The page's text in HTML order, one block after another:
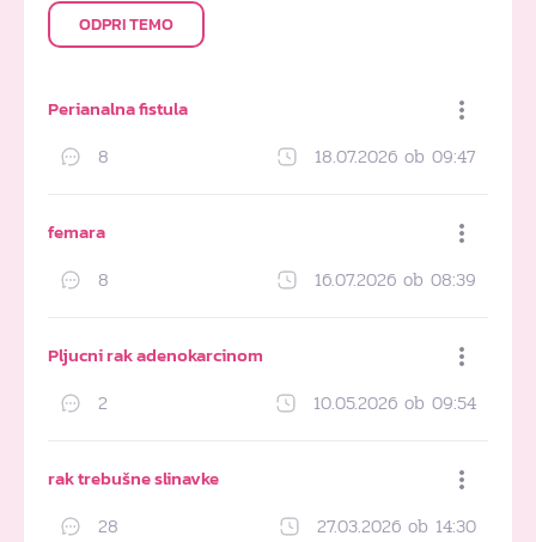
ODPRI TEMO
Perianalna fistula
8 18.07.2026 ob 09:47
femara
8 16.07.2026 ob 08:39
Pljucni rak adenokarcinom
2 10.05.2026 ob 09:54
rak trebušne slinavke
28 27.03.2026 ob 14:30